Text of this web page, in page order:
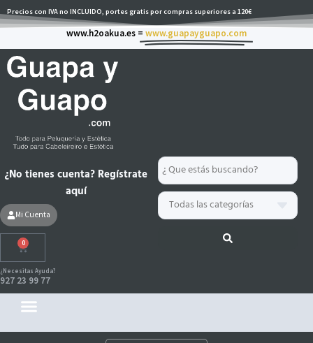
al
Precios con IVA no INCLUIDO, portes gratis por compras superiores a 120€
www.h2oakua.es = www.guapayguapo.com
Search
...
¿No tienes cuenta? Regístrate
aquí
Mi Cuenta
0
Carrito
¿Necesitas Ayuda?
927 23 99 77